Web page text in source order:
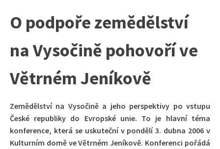
O podpoře zemědělství
na Vysočině pohovoří ve
Větrném Jeníkově
Zemědělství na Vysočině a jeho perspektivy po vstupu
České republiky do Evropské unie. To je hlavní téma
konference, která se uskuteční v pondělí 3. dubna 2006 v
Kulturním domě ve Větrném Jeníkově. Konferenci pořádá